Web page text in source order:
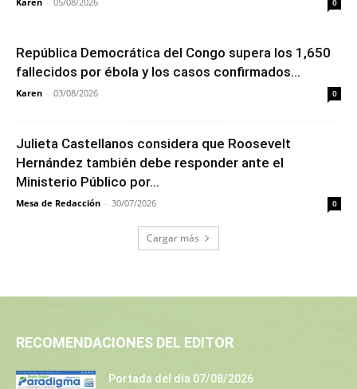
0
República Democrática del Congo supera los 1,650
fallecidos por ébola y los casos confirmados...
Karen - 03/08/2026 0
Julieta Castellanos considera que Roosevelt
Hernández también debe responder ante el
Ministerio Público por...
Mesa de Redacción - 30/07/2026 0
Cargar más
RECOMENDACIONES DEL EDITOR
Portada del día 07/08/2026